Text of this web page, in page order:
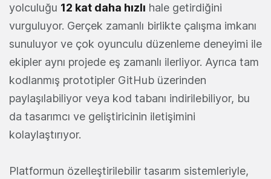
yolculuğu 12 kat daha hızlı hale getirdiğini
vurguluyor. Gerçek zamanlı birlikte çalışma imkanı
sunuluyor ve çok oyunculu düzenleme deneyimi ile
ekipler aynı projede eş zamanlı ilerliyor. Ayrıca tam
kodlanmış prototipler GitHub üzerinden
paylaşılabiliyor veya kod tabanı indirilebiliyor, bu
da tasarımcı ve geliştiricinin iletişimini
kolaylaştırıyor.
Platformun özelleştirilebilir tasarım sistemleriyle,